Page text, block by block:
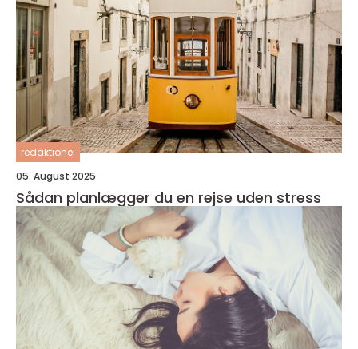
redaktionel
05. August 2025
Sådan planlægger du en rejse uden stress